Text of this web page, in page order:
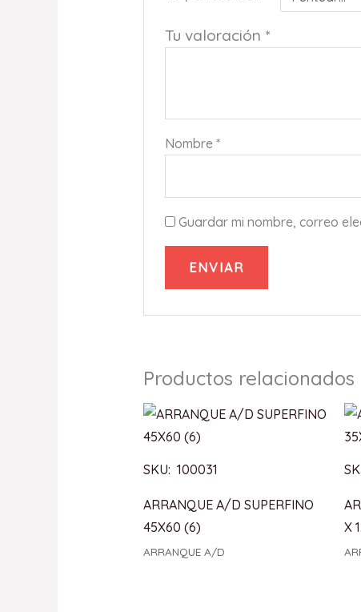
Tu valoración *
Nombre*
Guardar mi nombre, correo
Productos relacionados
SKU: 100031
ARRANQUE A/D SUPERFINO
45X60 (6)
ARRANQUE A/D
X